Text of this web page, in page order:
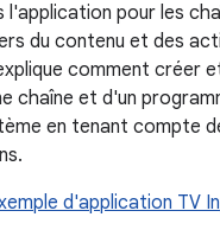
l'application pour les
du contenu et des
comment créer
chaîne et d'un
en tenant compte
d'application TV